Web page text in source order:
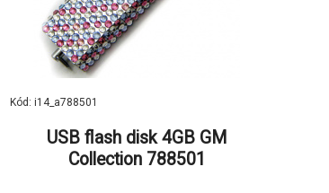
Kód: i14_a788501
USB flash disk 4GB GM
Collection 788501